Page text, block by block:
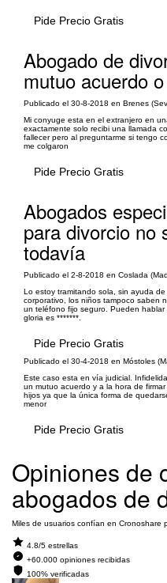
Pide Precio Gratis
Abogado de
mutuo acuerdo
Publicado el 30-8-2018 en Brenes
Mi conyuge esta en el extranjero en
exactamente solo recibi una llamada
fallecer pero al preguntarme si tengo
me colgaron
Pide Precio Gratis
Abogados
para divorcio no
todavía
Publicado el 2-8-2018 en Coslada
Lo estoy tramitando sola, sin ayuda
corporativo, los niños tampoco saben
un teléfono fijo seguro. Pueden hablar
gloria es *******.
Pide Precio Gratis
Publicado el 30-4-2018 en Móstoles
Este caso esta en vía judicial.
un mutuo acuerdo y a la hora de
hijos ya que la única forma de
menor
Pide Precio Gratis
Opiniones de
abogados de
Miles de usuarios confían en Cronoshare
4.8/5 estrellas
+60.000 opiniones recibidas
100% verificadas